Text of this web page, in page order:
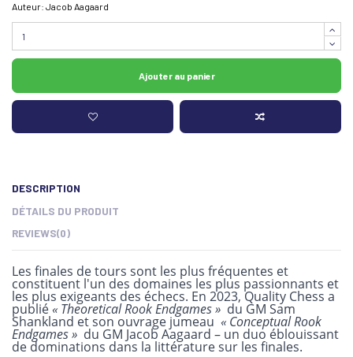
Auteur: Jacob Aagaard
Ajouter au panier
DESCRIPTION
DÉTAILS DU PRODUIT
REVIEWS(0)
Les finales de tours sont les plus fréquentes et
constituent l'un des domaines les plus passionnants et
les plus exigeants des échecs. En 2023, Quality Chess a
publié« Theoretical Rook Endgames » du GM Sam
Shankland et son ouvrage jumeau « Conceptual Rook
Endgames » du GM Jacob Aagaard – un duo éblouissant
de dominations dans la littérature sur les finales.